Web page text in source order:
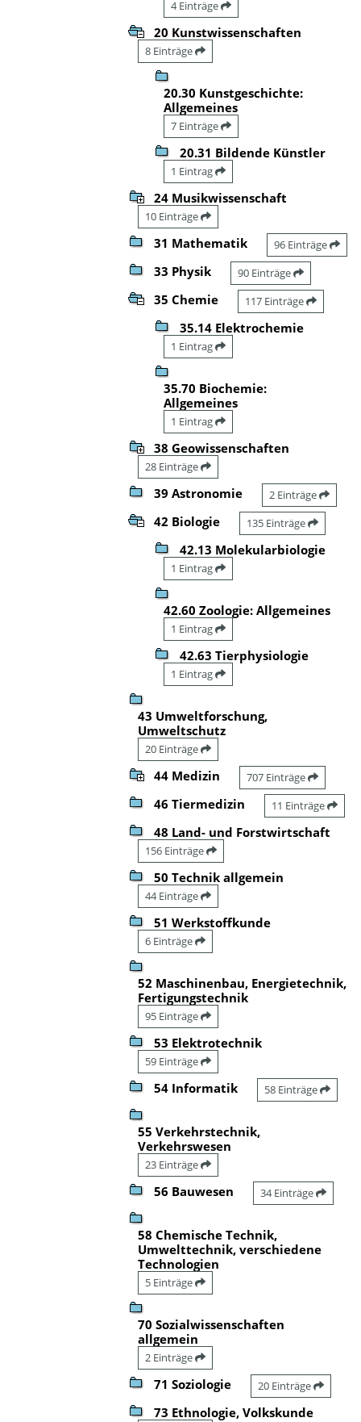
4 Einträge
20 Kunstwissenschaften
8 Einträge
20.30 Kunstgeschichte:
Allgemeines
7 Einträge
20.31 Bildende Künstler
1 Eintrag
24 Musikwissenschaft
10 Einträge
31 Mathematik 96 Einträge
33 Physik 90 Einträge
35 Chemie 117 Einträge
35.14 Elektrochemie
1 Eintrag
35.70 Biochemie:
Allgemeines
1 Eintrag
38 Geowissenschaften
28 Einträge
39 Astronomie 2 Einträge
42 Biologie 135 Einträge
42.13 Molekularbiologie
1 Eintrag
42.60 Zoologie: Allgemeines
1 Eintrag
42.63 Tierphysiologie
1 Eintrag
43 Umweltforschung,
Umweltschutz
20 Einträge
44 Medizin 707 Einträge
46 Tiermedizin 11 Einträge
48 Land- und Forstwirtschaft
156 Einträge
50 Technik allgemein
44 Einträge
51 Werkstoffkunde
6 Einträge
52 Maschinenbau, Energietechnik,
Fertigungstechnik
95 Einträge
53 Elektrotechnik
59 Einträge
54 Informatik 58 Einträge
55 Verkehrstechnik,
Verkehrswesen
23 Einträge
56 Bauwesen 34 Einträge
58 Chemische Technik,
Umwelttechnik, verschiedene
Technologien
5 Einträge
70 Sozialwissenschaften
allgemein
2 Einträge
71 Soziologie 20 Einträge
73 Ethnologie, Volkskunde